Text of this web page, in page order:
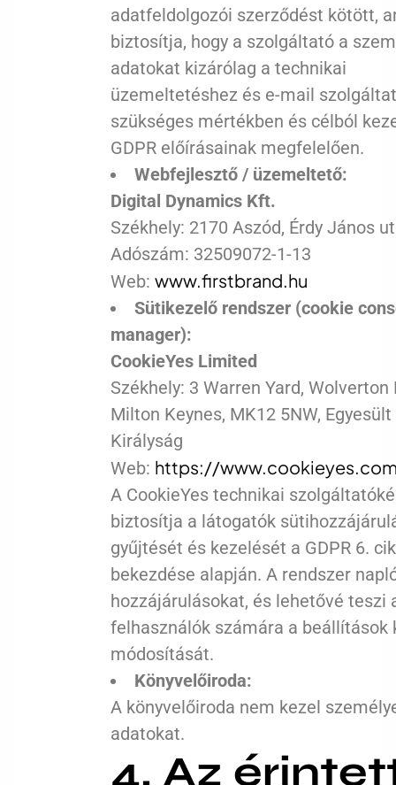
adatfeldolgozói szerződést kötött,
biztosítja, hogy a szolgáltató a
adatokat kizárólag a technikai
üzemeltetéshez és e-mail
szükséges mértékben és célból
GDPR előírásainak megfelelően.
Webfejlesztő / üzemeltető:
Digital Dynamics Kft.
Székhely: 2170 Aszód, Érdy János
Adószám: 32509072-1-13
Web: www.firstbrand.hu
Sütikezelő rendszer (cookie
manager):
CookieYes Limited
Székhely: 3 Warren Yard, Wolverton
Milton Keynes, MK12 5NW, Egyesült
Királyság
Web: https://
A CookieYes technikai
biztosítja a látogatók
gyűjtését és kezelését a GDPR 6.
bekezdése alapján. A rendszer
hozzájárulásokat, és lehetővé teszi
felhasználók számára a beállítások
módosítását.
Könyvelőiroda:
A könyvelőiroda nem kezel
adatokat.
4. Az